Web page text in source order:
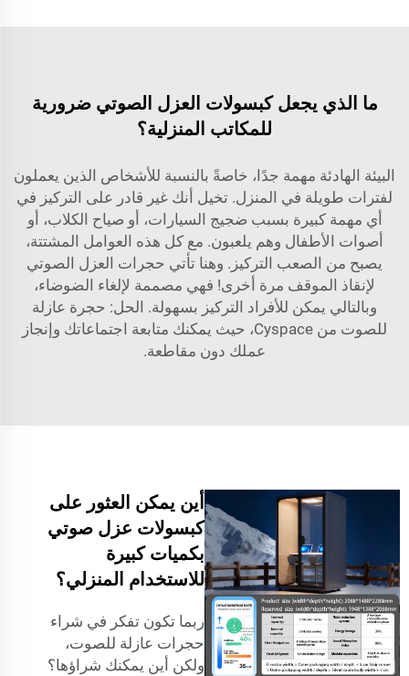
ما الذي يجعل كبسولات العزل الصوتي ضرورية
للمكاتب المنزلية؟
البيئة الهادئة مهمة جدًا، خاصةً بالنسبة للأشخاص الذين يعملون
لفترات طويلة في المنزل. تخيل أنك غير قادر على التركيز في
أي مهمة كبيرة بسبب ضجيج السيارات، أو صياح الكلاب، أو
أصوات الأطفال وهم يلعبون. مع كل هذه العوامل المشتتة،
يصبح من الصعب التركيز. وهنا تأتي حجرات العزل الصوتي
لإنقاذ الموقف مرة أخرى! فهي مصممة لإلغاء الضوضاء،
وبالتالي يمكن للأفراد التركيز بسهولة. الحل: حجرة عازلة
للصوت من Cyspace، حيث يمكنك متابعة اجتماعاتك وإنجاز
عملك دون مقاطعة.
أين يمكن العثور على
كبسولات عزل صوتي
بكميات كبيرة
للاستخدام المنزلي؟
ربما تكون تفكر في شراء
حجرات عازلة للصوت،
ولكن أين يمكنك شراؤها؟